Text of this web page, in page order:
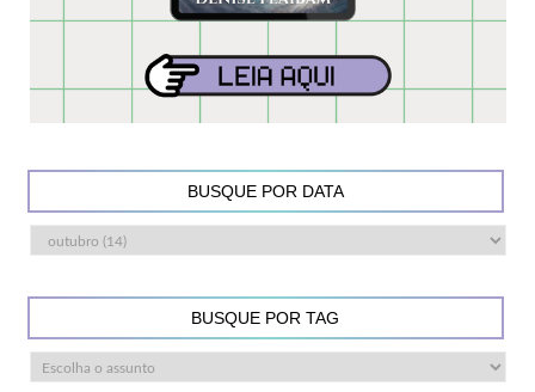
BUSQUE POR DATA
BUSQUE POR TAG